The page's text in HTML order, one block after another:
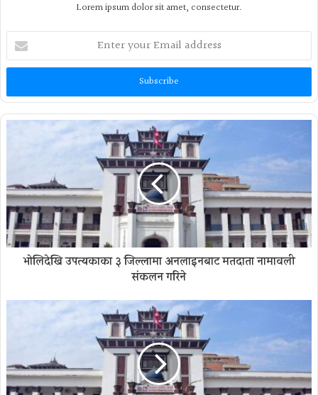
Lorem ipsum dolor sit amet, consectetur.
Enter
your
Email
भोलिदेखि उपत्यकाका ३ जिल्लामा अनलाइनबाट मतदाता नामावली
संकलन गरिने